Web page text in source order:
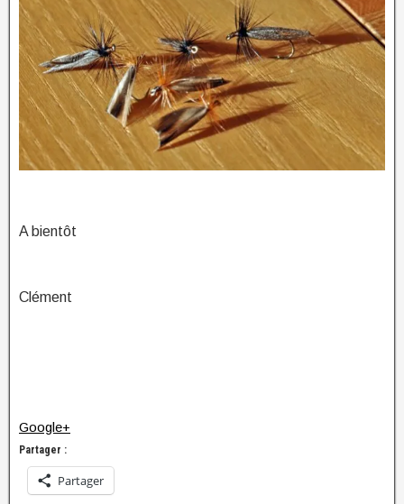
A bientôt
Clément
Google+
Partager :
Partager